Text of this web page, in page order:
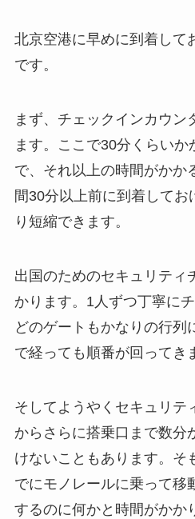
北京空港に早めに到着して
です。
まず、チェックインカウン
ます。ここで30分くらいか
で、それ以上の時間がかか
間30分以上前に到着してお
り短縮できます。
出国のためのセキュリティ
かります。1人ずつ丁寧に
どのゲートもかなりの行列
で経っても順番が回ってき
そしてようやくセキュリテ
からさらに搭乗口まで数分
けないこともあります。そ
でにモノレールに乗って移
するのに何かと時間がかか